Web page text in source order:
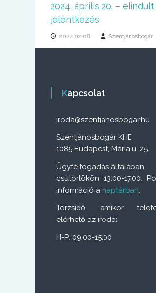
2024. április 20. – elindult
jelentkezés
2024.02.08. Szentjánosbogár
Kapcsolat
iroda@szentjanosbogar.hu
Szentjánosbogár KHE
1085 Budapest, Mária u. 25.
Ügyfélfogadás általában
csütörtökön 13:00-17.00.
információ a naptárban.
Törzsidő, amikor
elérhető az iroda:
H-P: 09:00-15:00